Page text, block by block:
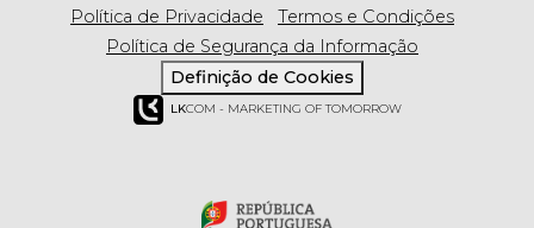
Política de Privacidade
Termos e Condições
Política de Segurança da Informação
Definição de Cookies
LKCOM - MARKETING OF TOMORROW